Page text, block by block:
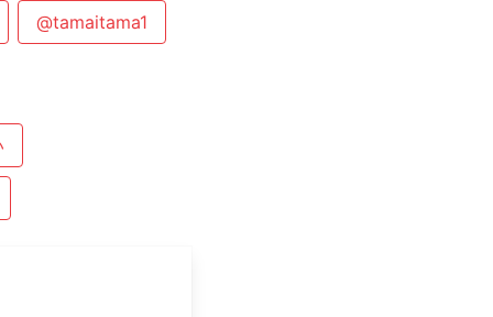
@tamaitama1